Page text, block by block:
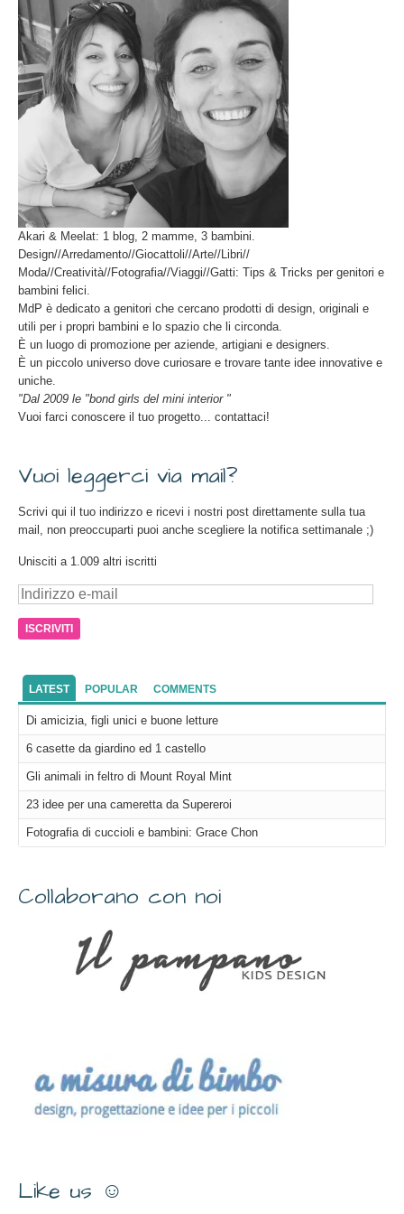
Akari & Meelat: 1 blog, 2 mamme, 3 bambini.
Design//Arredamento//Giocattoli//Arte//Libri//
Moda//Creatività//Fotografia//Viaggi//Gatti: Tips & Tricks per genitori e
bambini felici.
MdP è dedicato a genitori che cercano prodotti di design, originali e
utili per i propri bambini e lo spazio che li circonda.
È un luogo di promozione per aziende, artigiani e designers.
È un piccolo universo dove curiosare e trovare tante idee innovative e
uniche.
"Dal 2009 le "bond girls del mini interior "
Vuoi farci conoscere il tuo progetto... contattaci!
Vuoi leggerci via mail?
Scrivi qui il tuo indirizzo e ricevi i nostri post direttamente sulla tua
mail, non preoccuparti puoi anche scegliere la notifica settimanale ;)
Unisciti a 1.009 altri iscritti
Indirizzo
mail
LATEST POPULAR COMMENTS
Di amicizia, figli unici e buone letture
6 casette da giardino ed 1 castello
Gli animali in feltro di Mount Royal Mint
23 idee per una cameretta da Supereroi
Fotografia di cuccioli e bambini: Grace Chon
Collaborano con noi
Like us ☺